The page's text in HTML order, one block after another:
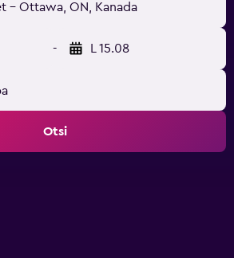
- Ottawa, ON, Kanada
- L 15.08
Otsi